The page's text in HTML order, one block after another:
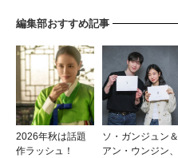
編集部おすすめ記事
2026年秋は話題
作ラッシュ！
ソ・ガンジュン＆
アン・ウンジン、